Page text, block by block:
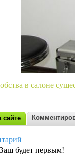
в салоне
сайте
будет первым!